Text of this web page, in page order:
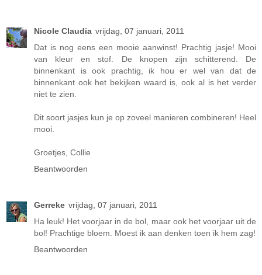
Nicole Claudia vrijdag, 07 januari, 2011
Dat is nog eens een mooie aanwinst! Prachtig jasje! Mooi
van kleur en stof. De knopen zijn schitterend. De
binnenkant is ook prachtig, ik hou er wel van dat de
binnenkant ook het bekijken waard is, ook al is het verder
niet te zien.
Dit soort jasjes kun je op zoveel manieren combineren! Heel
mooi.
Groetjes, Collie
Beantwoorden
Gerreke vrijdag, 07 januari, 2011
Ha leuk! Het voorjaar in de bol, maar ook het voorjaar uit de
bol! Prachtige bloem. Moest ik aan denken toen ik hem zag!
Beantwoorden